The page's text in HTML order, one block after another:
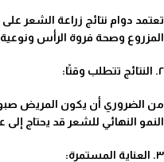
تعتمد دوام نتائج زراعة الشعر
المزروع وصحة فروة الرأس ونوعية
٢. النتائج تتطلب وقتًا:
من الضروري أن يكون المريض
النمو النهائي للشعر قد يحتاج
٣. العناية المستمرة: